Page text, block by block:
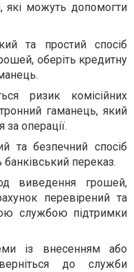
які можуть допомогти
та простий спосіб
оберіть кредитну
ризик комісійних
гаманець, який
операції.
та безпечний спосіб
переказ.
виведення грошей,
перевірений та
службою підтримки
із внесенням або
до служби